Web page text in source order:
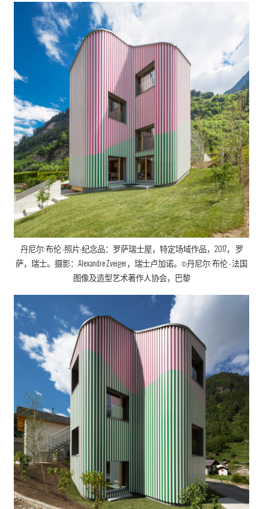
丹尼尔·布伦-照片-纪念品：罗萨瑞士屋， 特定场域作品， 2017， 罗
萨，瑞士。摄影：Alexandre Zveiger，瑞士卢加诺。©丹尼尔·布伦- 法国
图像及造型艺术著作人协会，巴黎